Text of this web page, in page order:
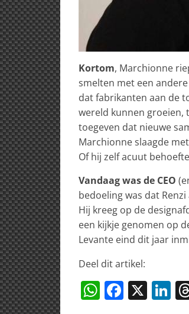
Kortom, Marchionne
smelten met een
dat fabrikanten aan de
wereld kunnen groeien,
toegeven dat nieuwe
Marchionne slaagde
Of hij zelf acuut
Vandaag was de CEO
bedoeling was dat
Hij kreeg op de
een kijkje genomen op
Levante eind dit jaar
Deel dit artikel:
W F X Li